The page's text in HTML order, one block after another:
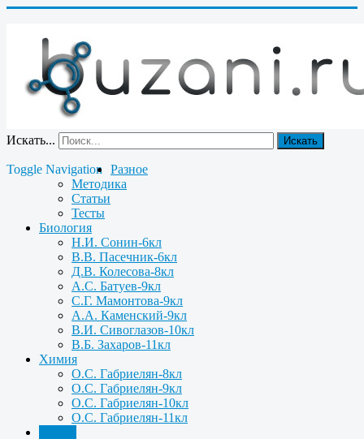
Искать... Искать
Toggle Navigation
Разное
Методика
Статьи
Тесты
Биология
Н.И. Сонин-6кл
В.В. Пасечник-6кл
Д.В. Колесова-8кл
А.С. Батуев-9кл
С.Г. Мамонтова-9кл
А.А. Каменский-9кл
В.И. Сивоглазов-10кл
В.Б. Захаров-11кл
Химия
О.С. Габриелян-8кл
О.С. Габриелян-9кл
О.С. Габриелян-10кл
О.С. Габриелян-11кл